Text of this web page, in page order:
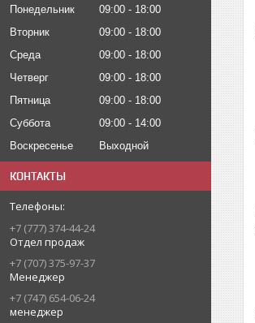
Понедельник 09:00
18:00
Вторник
09:00
18:00
Среда
09:00
18:00
Четверг
09:00
18:00
Пятница
09:00
18:00
Суббота
09:00
14:00
Воскресенье
Выходной
КОНТАКТЫ
+7 (777) 374-44-24
Отдел продаж
+7 (707) 375-97-37
Менеджер
+7 (747) 654-06-24
менеджер